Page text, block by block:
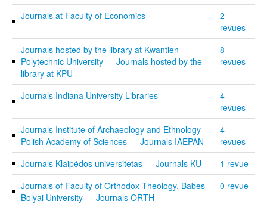
Journals at Faculty of Economics
2
revues
Journals hosted by the library at Kwantlen
Polytechnic University — Journals hosted by the
library at KPU
8
revues
Journals Indiana University Libraries
4
revues
Journals Institute of Archaeology and Ethnology
Polish Academy of Sciences — Journals IAEPAN
4
revues
Journals Klaipėdos universitetas — Journals KU
1 revue
Journals of Faculty of Orthodox Theology, Babes-
Bolyai University — Journals ORTH
0 revue